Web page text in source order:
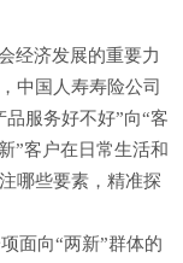
经济发展的重要力
中国人寿寿险公司
服务好不好”向“客
”客户在日常生活和
哪些要素，精准探
面向“两新”群体的